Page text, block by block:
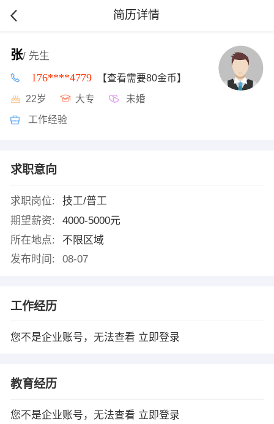
简历详情
张/ 先生
176****4779 【查看需要80金币】
22岁 大专 未婚
工作经验
求职意向
求职岗位:
技工/普工
期望薪资:
4000-5000元
所在地点:
不限区域
发布时间:
08-07
工作经历
您不是企业账号，无法查看 立即登录
教育经历
您不是企业账号，无法查看 立即登录